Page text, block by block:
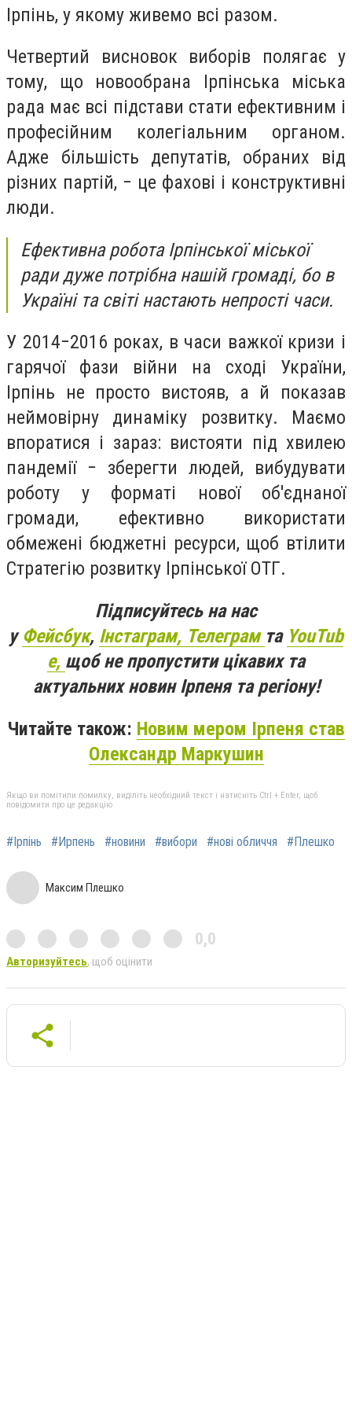
Ірпінь, у якому живемо всі разом.
Четвертий висновок виборів полягає у
тому, що новообрана Ірпінська міська
рада має всі підстави стати ефективним і
професійним колегіальним органом.
Адже більшість депутатів, обраних від
різних партій, − це фахові і конструктивні
люди.
Ефективна робота Ірпінської міської
ради дуже потрібна нашій громаді, бо в
Україні та світі настають непрості часи.
У 2014−2016 роках, в часи важкої кризи і
гарячої фази війни на сході України,
Ірпінь не просто вистояв, а й показав
неймовірну динаміку розвитку. Маємо
впоратися і зараз: вистояти під хвилею
пандемії − зберегти людей, вибудувати
роботу у форматі нової об'єднаної
громади, ефективно використати
обмежені бюджетні ресурси, щоб втілити
Стратегію розвитку Ірпінської ОТГ.
Підписуйтесь на нас
уФейсбук, Інстаграм, Телеграм та YouTub
e, щоб не пропустити цікавих та
актуальних новин Ірпеня та регіону!
Читайте також: Новим мером Ірпеня став
Олександр Маркушин
Якщо ви помітили помилку, виділіть необхідний текст і натисніть Ctrl + Enter, щоб
повідомити про це редакцію
#Ірпінь #Ирпень #новини #вибори #нові обличчя #Плешко
Максим Плешко
0,0
Авторизуйтесь, щоб оцінити